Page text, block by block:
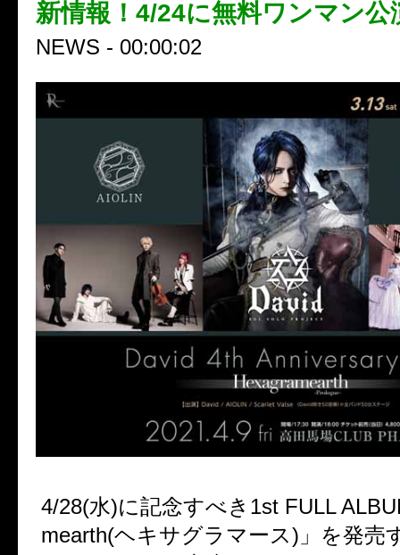
新情報！4/24に無料ワンマン公
NEWS - 00:00:02
4/28(水)に記念すべき1st FULL
mearth(ヘキサグラマース)」を発売